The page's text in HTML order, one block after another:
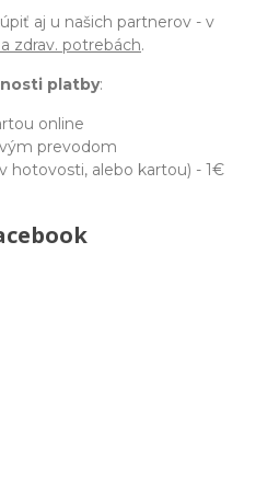
aj u našich partnerov - v
zdrav. potrebách.
platby:
online
prevodom
hotovosti, alebo kartou) - 1€